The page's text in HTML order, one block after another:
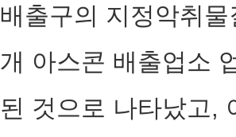
배출구의 지정악취
개 아스콘 배출업소
된 것으로 나타났고,